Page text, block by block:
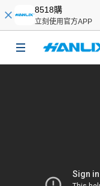
8518購
立刻使用官方APP